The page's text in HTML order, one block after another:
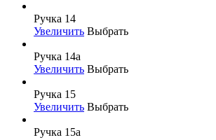
Ручка 14
Увеличить Выбрать
Ручка 14а
Увеличить Выбрать
Ручка 15
Увеличить Выбрать
Ручка 15а